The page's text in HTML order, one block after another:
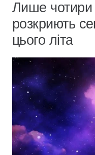
Лише чотири
розкриють
цього літа